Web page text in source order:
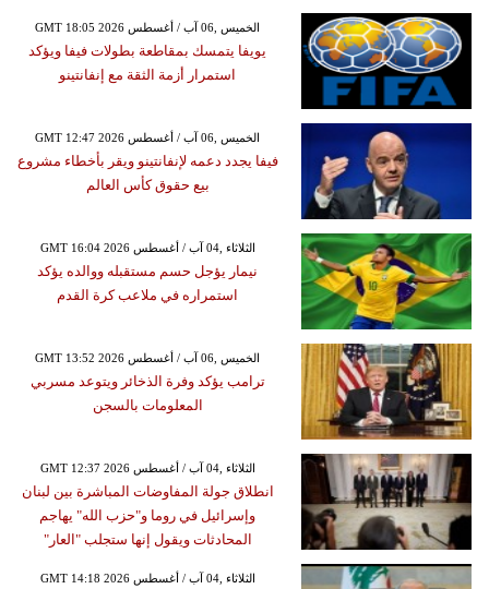
GMT 18:05 2026 الخميس ,06 آب / أغسطس
يويفا يتمسك بمقاطعة بطولات فيفا ويؤكد
استمرار أزمة الثقة مع إنفانتينو
GMT 12:47 2026 الخميس ,06 آب / أغسطس
فيفا يجدد دعمه لإنفانتينو ويقر بأخطاء مشروع
بيع حقوق كأس العالم
GMT 16:04 2026 الثلاثاء ,04 آب / أغسطس
نيمار يؤجل حسم مستقبله ووالده يؤكد
استمراره في ملاعب كرة القدم
GMT 13:52 2026 الخميس ,06 آب / أغسطس
ترامب يؤكد وفرة الذخائر ويتوعد مسربي
المعلومات بالسجن
GMT 12:37 2026 الثلاثاء ,04 آب / أغسطس
انطلاق جولة المفاوضات المباشرة بين لبنان
وإسرائيل في روما و"حزب الله" يهاجم
المحادثات ويقول إنها ستجلب "العار"
GMT 14:18 2026 الثلاثاء ,04 آب / أغسطس